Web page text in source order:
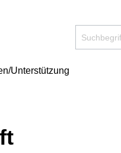
Unterstützung